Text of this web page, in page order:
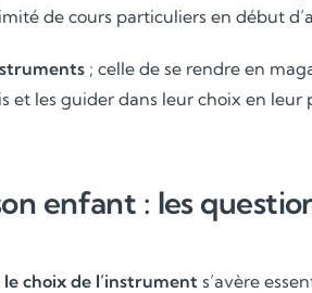
de cours particuliers en début
; celle de se rendre en
et les guider dans leur choix en leur
enfant : les
choix de l’instrument s’avère